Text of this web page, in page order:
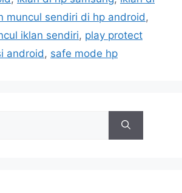
muncul sendiri di hp android,
iklan sendiri, play protect
android, safe mode hp